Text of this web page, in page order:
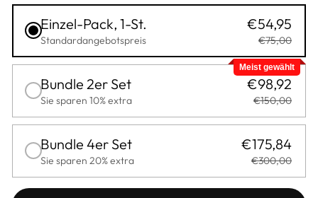
Einzel-Pack, 1-St.
Standardangebotspreis
€54,95
€75,00
Meist gewählt
Bundle 2er Set
Sie sparen 10% extra
€98,92
€150,00
Bundle 4er Set
Sie sparen 20% extra
€175,84
€300,00